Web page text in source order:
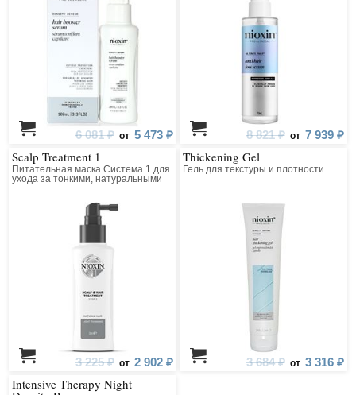
6 081 ₽ от 5 473 ₽ 8 821 ₽ от 7 939 ₽
Scalp Treatment 1
Питательная маска Система 1 для
ухода за тонкими, натуральными
3 225 ₽ от 2 902 ₽
Thickening Gel
Гель для текстуры и плотности
3 684 ₽ от 3 316 ₽
Intensive Therapy Night